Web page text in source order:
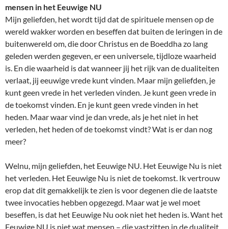
mensen in het Eeuwige NU
Mijn geliefden, het wordt tijd dat de spirituele mensen op de
wereld wakker worden en beseffen dat buiten de leringen in de
buitenwereld om, die door Christus en de Boeddha zo lang
geleden werden gegeven, er een universele, tijdloze waarheid
is. En die waarheid is dat wanneer jij het rijk van de dualiteiten
verlaat, jij eeuwige vrede kunt vinden. Maar mijn geliefden, je
kunt geen vrede in het verleden vinden. Je kunt geen vrede in
de toekomst vinden. En je kunt geen vrede vinden in het
heden. Maar waar vind je dan vrede, als je het niet in het
verleden, het heden of de toekomst vindt? Wat is er dan nog
meer?
Welnu, mijn geliefden, het Eeuwige NU. Het Eeuwige Nu is niet
het verleden. Het Eeuwige Nu is niet de toekomst. Ik vertrouw
erop dat dit gemakkelijk te zien is voor degenen die de laatste
twee invocaties hebben opgezegd. Maar wat je wel moet
beseffen, is dat het Eeuwige Nu ook niet het heden is. Want het
Eeuwige NU is niet wat mensen – die vastzitten in de dualiteit